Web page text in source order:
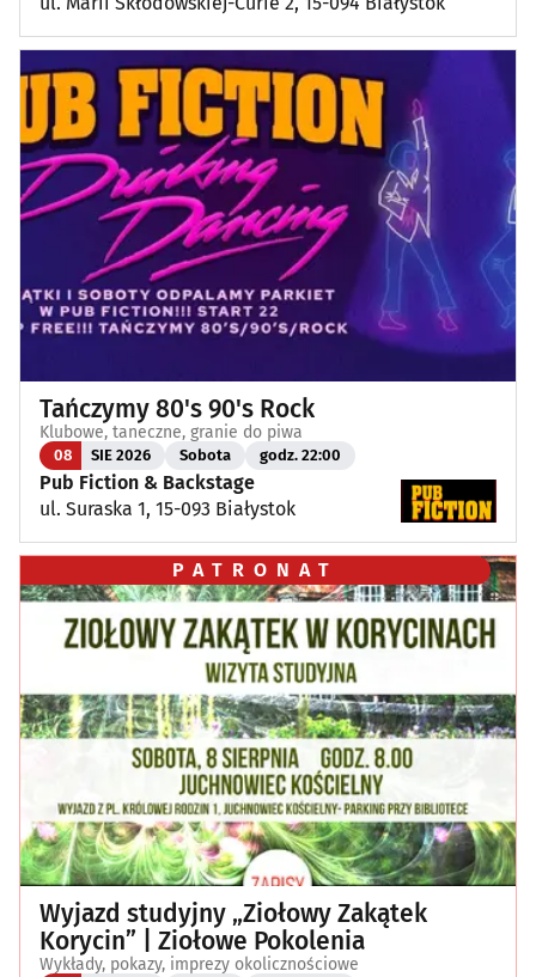
Tańczymy 80's 90's Rock
Klubowe, taneczne, granie do piwa
08 SIE 2026 Sobota godz. 22:00
Pub Fiction & Backstage
ul. Suraska 1, 15-093 Białystok
PATRONAT
Wyjazd studyjny „Ziołowy Zakątek
Korycin” | Ziołowe Pokolenia
Wykłady, pokazy, imprezy okolicznościowe